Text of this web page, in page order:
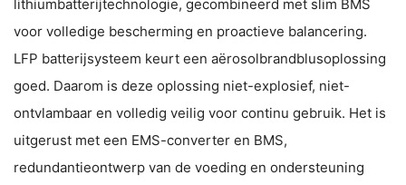
lithiumbatterijtechnologie, gecombineerd met slim BMS
voor volledige bescherming en proactieve balancering.
LFP batterijsysteem keurt een aërosolbrandblusoplossing
goed. Daarom is deze oplossing niet-explosief, niet-
ontvlambaar en volledig veilig voor continu gebruik. Het is
uitgerust met een EMS-converter en BMS,
redundantieontwerp van de voeding en ondersteuning